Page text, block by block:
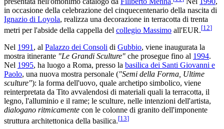
in occasione della celebrazione del cinquecentenario della nascita di
Ignazio di Loyola, realizza una decorazione in terracotta di trenta
metri per l'abside della cappella del collegio Massimo all'EUR.[12]
Nel 1991 , al Palazzo dei Consoli di Gubbio, viene inaugurata la
mostra itinerante "Le Grandi Sculture" che prosegue fino al 1994.
Nel 1995, ha luogo a Roma, presso la basilica dei Santi Giovanni e
Paolo, una nuova mostra personale ("Semi della Forma, Ultime
sculture"): la forma dell'uovo, quale archetipo simbolico, viene
reinterpretata da Tito avvalendosi di materiali quali la terracotta, il
legno, l'alluminio e il rame; le sculture, nelle intenzioni dell'artista,
dialogano ritmicamente con le colonne di granito dell'imponente
struttura architettonica della basilica.[13]